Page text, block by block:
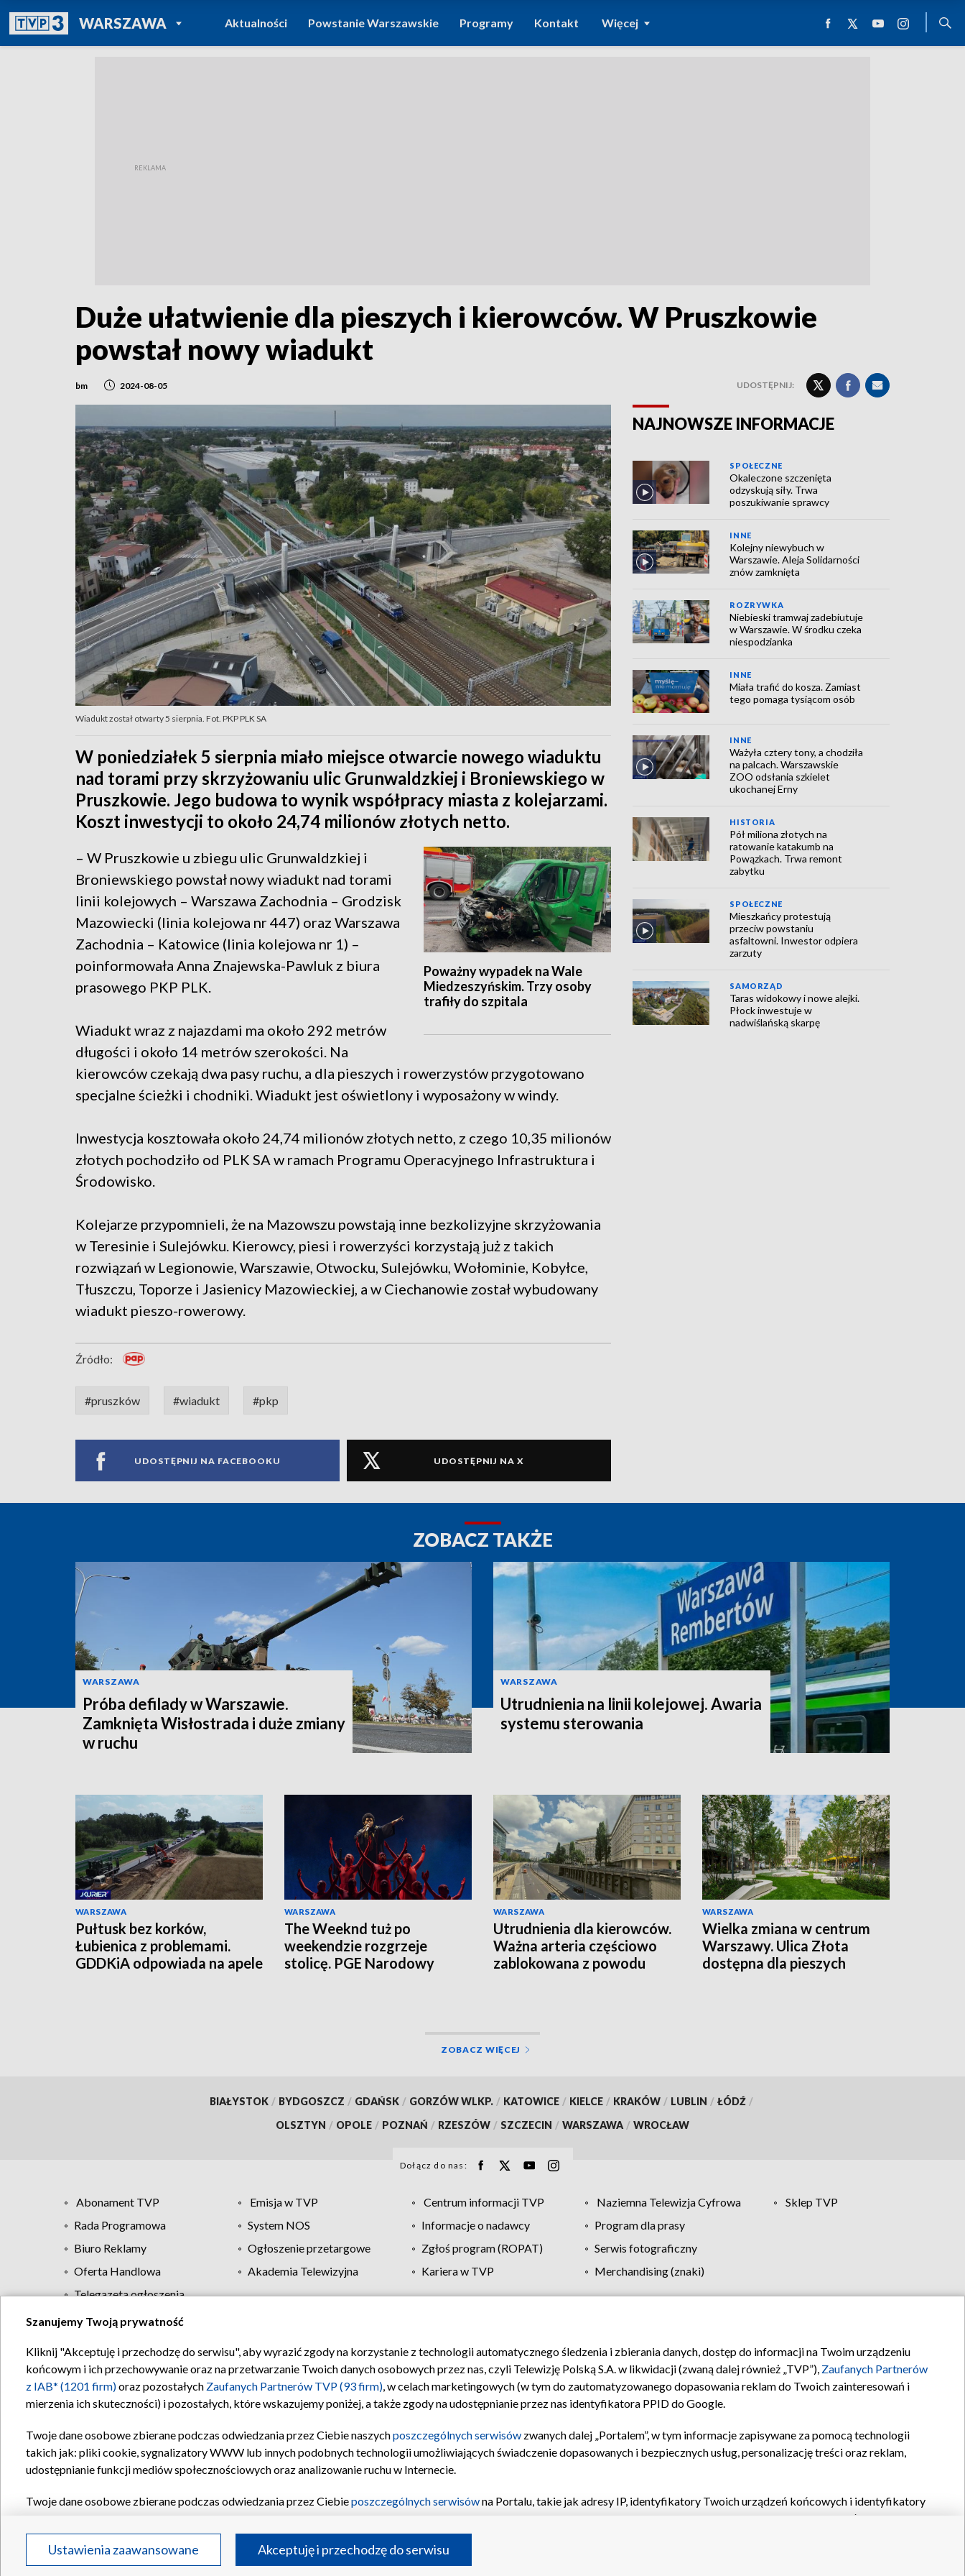
WARSZAWAPOWRÓT DO
TVP REGIONY
Aktualności Powstanie Warszawskie Programy Kontakt Więcej
Duże ułatwienie dla pieszych i kierowców. W Pruszkowie
powstał nowy wiadukt
bm 2024-08-05 UDOSTĘPNIJ:
Wiadukt został otwarty 5 sierpnia. Fot. PKP PLK SA
W poniedziałek 5 sierpnia miało miejsce otwarcie nowego wiaduktu
nad torami przy skrzyżowaniu ulic Grunwaldzkiej i Broniewskiego w
Pruszkowie. Jego budowa to wynik współpracy miasta z kolejarzami.
Koszt inwestycji to około 24,74 milionów złotych netto.
Poważny wypadek na Wale
Miedzeszyńskim. Trzy osoby
trafiły do szpitala
– W Pruszkowie u zbiegu ulic Grunwaldzkiej i
Broniewskiego powstał nowy wiadukt nad torami
linii kolejowych – Warszawa Zachodnia – Grodzisk
Mazowiecki (linia kolejowa nr 447) oraz Warszawa
Zachodnia – Katowice (linia kolejowa nr 1) –
poinformowała Anna Znajewska-Pawluk z biura
prasowego PKP PLK.
Wiadukt wraz z najazdami ma około 292 metrów
długości i około 14 metrów szerokości. Na
kierowców czekają dwa pasy ruchu, a dla pieszych i rowerzystów przygotowano
specjalne ścieżki i chodniki. Wiadukt jest oświetlony i wyposażony w windy.
Inwestycja kosztowała około 24,74 milionów złotych netto, z czego 10,35 milionów
złotych pochodziło od PLK SA w ramach Programu Operacyjnego Infrastruktura i
Środowisko.
Kolejarze przypomnieli, że na Mazowszu powstają inne bezkolizyjne skrzyżowania
w Teresinie i Sulejówku. Kierowcy, piesi i rowerzyści korzystają już z takich
rozwiązań w Legionowie, Warszawie, Otwocku, Sulejówku, Wołominie, Kobyłce,
Tłuszczu, Toporze i Jasienicy Mazowieckiej, a w Ciechanowie został wybudowany
wiadukt pieszo-rowerowy.
Źródło:
#pruszków #wiadukt #pkp
UDOSTĘPNIJ NA FACEBOOKU UDOSTĘPNIJ NA X
NAJNOWSZE INFORMACJE
SPOŁECZNE
Okaleczone szczenięta
odzyskują siły. Trwa
poszukiwanie sprawcy
INNE
Kolejny niewybuch w
Warszawie. Aleja Solidarności
znów zamknięta
ROZRYWKA
Niebieski tramwaj zadebiutuje
w Warszawie. W środku czeka
niespodzianka
INNE
Miała trafić do kosza. Zamiast
tego pomaga tysiącom osób
INNE
Ważyła cztery tony, a chodziła
na palcach. Warszawskie
ZOO odsłania szkielet
ukochanej Erny
HISTORIA
Pół miliona złotych na
ratowanie katakumb na
Powązkach. Trwa remont
zabytku
SPOŁECZNE
Mieszkańcy protestują
przeciw powstaniu
asfaltowni. Inwestor odpiera
zarzuty
SAMORZĄD
Taras widokowy i nowe alejki.
Płock inwestuje w
nadwiślańską skarpę
ZOBACZ TAKŻE
WARSZAWA
Próba defilady w Warszawie.
Zamknięta Wisłostrada i duże zmiany
w ruchu
WARSZAWA
Utrudnienia na linii kolejowej. Awaria
systemu sterowania
WARSZAWA
Pułtusk bez korków,
Łubienica z problemami.
GDDKiA odpowiada na apele
WARSZAWA
The Weeknd tuż po
weekendzie rozgrzeje
stolicę. PGE Narodowy
WARSZAWA
Utrudnienia dla kierowców.
Ważna arteria częściowo
zablokowana z powodu
WARSZAWA
Wielka zmiana w centrum
Warszawy. Ulica Złota
dostępna dla pieszych
ZOBACZ WIĘCEJ
BIAŁYSTOK / BYDGOSZCZ / GDAŃSK / GORZÓW WLKP. / KATOWICE / KIELCE / KRAKÓW / LUBLIN / ŁÓDŹ /
OLSZTYN / OPOLE / POZNAŃ / RZESZÓW / SZCZECIN / WARSZAWA / WROCŁAW
Dołącz do nas:
Abonament TVP Emisja w TVP Centrum informacji TVP Naziemna Telewizja Cyfrowa
Sklep TVP
Rada Programowa
System NOS Informacje o nadawcy
Program dla prasy
Biuro Reklamy
Ogłoszenie przetargowe Zgłoś program (ROPAT)
Serwis fotograficzny
Oferta Handlowa
Akademia Telewizyjna Kariera w TVP
Merchandising (znaki)
Telegazeta ogłoszenia
Regulamin TVP Polityka prywatności Moje zgody Pomoc Biuro reklamy Kontakt
Szanujemy Twoją prywatność
Kliknij "Akceptuję i przechodzę do serwisu", aby wyrazić zgody na korzystanie z technologii automatycznego śledzenia i zbierania danych, dostęp do informacji na Twoim urządzeniu
końcowym i ich przechowywanie oraz na przetwarzanie Twoich danych osobowych przez nas, czyli Telewizję Polską S.A. w likwidacji (zwaną dalej również „TVP”), Zaufanych Partnerów
z IAB* (1201 firm)oraz pozostałych Zaufanych Partnerów TVP (93 firm), w celach marketingowych (w tym do zautomatyzowanego dopasowania reklam do Twoich zainteresowań i
mierzenia ich skuteczności) i pozostałych, które wskazujemy poniżej, a także zgody na udostępnianie przez nas identyfikatora PPID do Google.
Twoje dane osobowe zbierane podczas odwiedzania przez Ciebie naszychposzczególnych serwisów zwanych dalej „Portalem”, w tym informacje zapisywane za pomocą technologii
takich jak: pliki cookie, sygnalizatory WWW lub innych podobnych technologii umożliwiających świadczenie dopasowanych i bezpiecznych usług, personalizację treści oraz reklam,
udostępnianie funkcji mediów społecznościowych oraz analizowanie ruchu w Internecie.
Twoje dane osobowe zbierane podczas odwiedzania przez Ciebieposzczególnych serwisówna Portalu, takie jak adresy IP, identyfikatory Twoich urządzeń końcowych i identyfikatory
oraz pozostałych
Partnerów TVPdla realizacji następujących celów i funkcji: przechowywania informacji na urządzeniu lub dostęp do nich, wyboru podstawowych reklam, wyboru spersonalizowanych
reklam, tworzenia profilu spersonalizowanych reklam, tworzenia profilu spersonalizowanych treści, wyboru spersonalizowanych treści, pomiaru wydajności reklam, pomiaru wydajności
treści, stosowania badań rynkowych w celu generowania opinii odbiorców, opracowywania i ulepszania produktów, zapewnienia bezpieczeństwa, zapobiegania oszustwom i usuwania
Ustawienia zaawansowane Akceptuję i przechodzę do serwisu